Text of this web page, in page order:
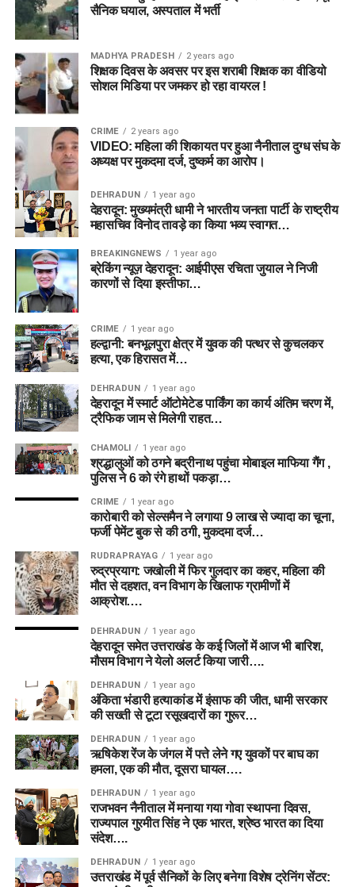
सैनिक घयाल, अस्पताल में भर्ती
MADHYA PRADESH 2 years ago
शिक्षक दिवस के अवसर पर इस शराबी शिक्षक का वीडियो
सोशल मिडिया पर जमकर हो रहा वायरल !
CRIME 2 years ago
VIDEO: महिला की शिकायत पर हुआ नैनीताल दुग्ध संघ के
अध्यक्ष पर मुकदमा दर्ज, दुष्कर्म का आरोप।
DEHRADUN 1 year ago
देहरादून: मुख्यमंत्री धामी ने भारतीय जनता पार्टी के राष्ट्रीय
महासचिव विनोद तावड़े का किया भव्य स्वागत…
BREAKINGNEWS 1 year ago
ब्रेकिंग न्यूज़ देहरादून: आईपीएस रचिता जुयाल ने निजी
कारणों से दिया इस्तीफा…
CRIME 1 year ago
हल्द्वानी: बनभूलपुरा क्षेत्र में युवक की पत्थर से कुचलकर
हत्या, एक हिरासत में…
DEHRADUN 1 year ago
देहरादून में स्मार्ट ऑटोमेटेड पार्किंग का कार्य अंतिम चरण में,
ट्रैफिक जाम से मिलेगी राहत…
CHAMOLI 1 year ago
श्रद्धालुओं को ठगने बद्रीनाथ पहुंचा मोबाइल माफिया गैंग ,
पुलिस ने 6 को रंगे हाथों पकड़ा…
CRIME 1 year ago
कारोबारी को सेल्समैन ने लगाया 9 लाख से ज्यादा का चूना,
फर्जी पेमेंट बुक से की ठगी, मुकदमा दर्ज…
RUDRAPRAYAG 1 year ago
रुद्रप्रयाग: जखोली में फिर गुलदार का कहर, महिला की
मौत से दहशत, वन विभाग के खिलाफ ग्रामीणों में
आक्रोश….
DEHRADUN 1 year ago
देहरादून समेत उत्तराखंड के कई जिलों में आज भी बारिश,
मौसम विभाग ने येलो अलर्ट किया जारी….
DEHRADUN 1 year ago
अंकिता भंडारी हत्याकांड में इंसाफ की जीत, धामी सरकार
की सख्ती से टूटा रसूखदारों का गुरूर…
DEHRADUN 1 year ago
ऋषिकेश रेंज के जंगल में पत्ते लेने गए युवकों पर बाघ का
हमला, एक की मौत, दूसरा घायल….
DEHRADUN 1 year ago
राजभवन नैनीताल में मनाया गया गोवा स्थापना दिवस,
राज्यपाल गुरमीत सिंह ने एक भारत, श्रेष्ठ भारत का दिया
संदेश….
DEHRADUN 1 year ago
उत्तराखंड में पूर्व सैनिकों के लिए बनेगा विशेष ट्रेनिंग सेंटर: